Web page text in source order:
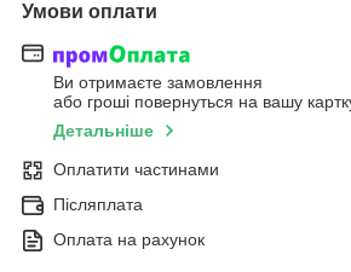
Умови оплати
Ви отримаєте замовлення
або гроші повернуться на вашу
Детальніше
Оплатити частинами
Післяплата
Оплата на рахунок